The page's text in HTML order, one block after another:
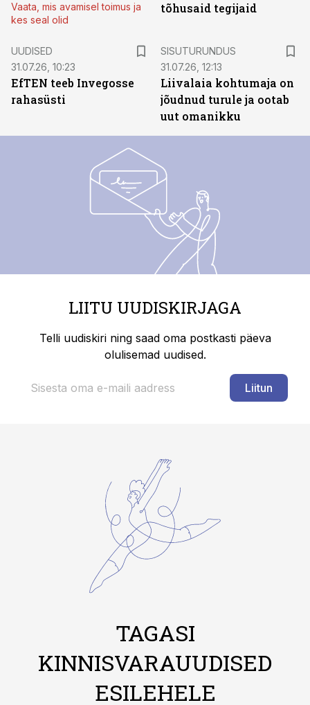
Vaata, mis avamisel toimus ja
kes seal olid
tõhusaid tegijaid
UUDISED
31.07.26, 10:23
EfTEN teeb Invegosse
rahasüsti
SISUTURUNDUS
31.07.26, 12:13
Liivalaia kohtumaja on
jõudnud turule ja ootab
uut omanikku
LIITU UUDISKIRJAGA
Telli uudiskiri ning saad oma postkasti päeva
olulisemad uudised.
Liitun
TAGASI
KINNISVARAUUDISED
ESILEHELE